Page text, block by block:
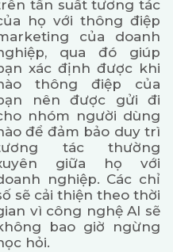
tần suất tương tác
họ với thông điệp
của doanh
qua đó giúp
xác định được khi
thông điệp của
nên được gửi đi
nhóm người dùng
để đảm bảo duy trì
tác thường
giữa họ với
nghiệp. Các chỉ
sẽ cải thiện theo thời
vì công nghệ AI sẽ
bao giờ ngừng
hỏi.